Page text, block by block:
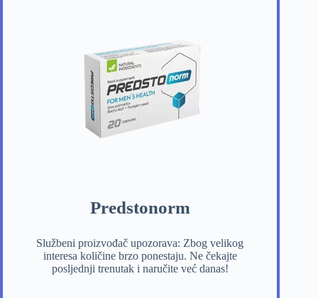
Predstonorm
Službeni proizvođač upozorava: Zbog velikog
interesa količine brzo ponestaju. Ne čekajte
posljednji trenutak i naručite već danas!